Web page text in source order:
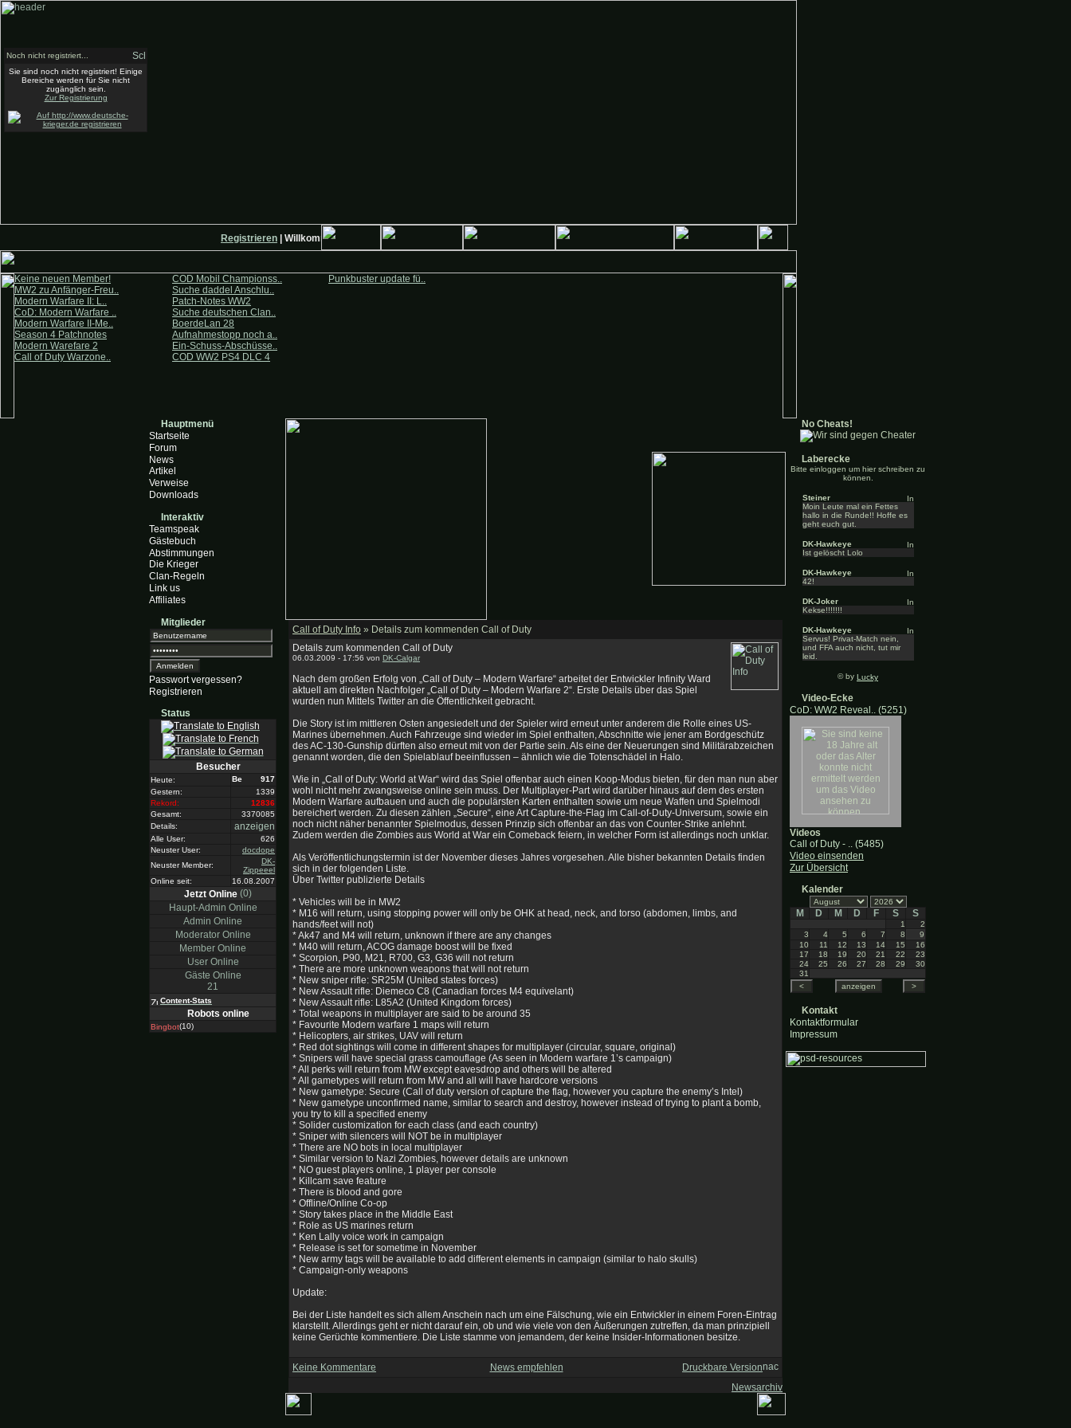
Registrieren| Willkommen auf Deutsche-Krieger.de
Keine neuen Member!
MW2 zu Anfänger-Freu..
Modern Warfare II: L..
CoD: Modern Warfare ..
Modern Warfare II-Me..
Season 4 Patchnotes
Modern Warefare 2
Call of Duty Warzone..
COD Mobil Championss..
Suche daddel Anschlu..
Patch-Notes WW2
Suche deutschen Clan..
BoerdeLan 28
Aufnahmestopp noch a..
Ein-Schuss-Abschüsse..
COD WW2 PS4 DLC 4
Punkbuster update fü..
Hauptmenü
Startseite
Forum
News
Artikel
Verweise
Downloads
Interaktiv
Teamspeak
Gästebuch
Abstimmungen
Die Krieger
Clan-Regeln
Link us
Affiliates
Mitglieder
Passwort vergessen?
Registrieren
Status
Besucher
Heute:
917
Gestern:
1339
Rekord:
12836
Gesamt:
3370085
Details:
anzeigen
Alle User:
626
Neuster User:
docdope
Neuster Member:
DK-
Zippeeel
Online seit:
16.08.2007
Jetzt Online (0)
Haupt-Admin Online
Admin Online
Moderator Online
Member Online
User Online
Gäste Online
21
Content-Stats
Robots online
Bingbot(10)
Call of Duty Info » Details zum kommenden Call of Duty
Details zum kommenden Call of Duty
06.03.2009 - 17:56 von DK-Calgar
Nach dem großen Erfolg von „Call of Duty – Modern Warfare“ arbeitet der Entwickler Infinity Ward
aktuell am direkten Nachfolger „Call of Duty – Modern Warfare 2“. Erste Details über das Spiel
wurden nun Mittels Twitter an die Öffentlichkeit gebracht.
Die Story ist im mittleren Osten angesiedelt und der Spieler wird erneut unter anderem die Rolle eines US-
Marines übernehmen. Auch Fahrzeuge sind wieder im Spiel enthalten, Abschnitte wie jener am Bordgeschütz
des AC-130-Gunship dürften also erneut mit von der Partie sein. Als eine der Neuerungen sind Militärabzeichen
genannt worden, die den Spielablauf beeinflussen – ähnlich wie die Totenschädel in Halo.
Wie in „Call of Duty: World at War“ wird das Spiel offenbar auch einen Koop-Modus bieten, für den man nun aber
wohl nicht mehr zwangsweise online sein muss. Der Multiplayer-Part wird darüber hinaus auf dem des ersten
Modern Warfare aufbauen und auch die populärsten Karten enthalten sowie um neue Waffen und Spielmodi
bereichert werden. Zu diesen zählen „Secure“, eine Art Capture-the-Flag im Call-of-Duty-Universum, sowie ein
noch nicht näher benannter Spielmodus, dessen Prinzip sich offenbar an das von Counter-Strike anlehnt.
Zudem werden die Zombies aus World at War ein Comeback feiern, in welcher Form ist allerdings noch unklar.
Als Veröffentlichungstermin ist der November dieses Jahres vorgesehen. Alle bisher bekannten Details finden
sich in der folgenden Liste.
Über Twitter publizierte Details
* Vehicles will be in MW2
* M16 will return, using stopping power will only be OHK at head, neck, and torso (abdomen, limbs, and
hands/feet will not)
* Ak47 and M4 will return, unknown if there are any changes
* M40 will return, ACOG damage boost will be fixed
* Scorpion, P90, M21, R700, G3, G36 will not return
* There are more unknown weapons that will not return
* New sniper rifle: SR25M (United states forces)
* New Assault rifle: Diemeco C8 (Canadian forces M4 equivelant)
* New Assault rifle: L85A2 (United Kingdom forces)
* Total weapons in multiplayer are said to be around 35
* Favourite Modern warfare 1 maps will return
* Helicopters, air strikes, UAV will return
* Red dot sightings will come in different shapes for multiplayer (circular, square, original)
* Snipers will have special grass camouflage (As seen in Modern warfare 1’s campaign)
* All perks will return from MW except eavesdrop and others will be altered
* All gametypes will return from MW and all will have hardcore versions
* New gametype: Secure (Call of duty version of capture the flag, however you capture the enemy’s Intel)
* New gametype unconfirmed name, similar to search and destroy, however instead of trying to plant a bomb,
you try to kill a specified enemy
* Solider customization for each class (and each country)
* Sniper with silencers will NOT be in multiplayer
* There are NO bots in local multiplayer
* Similar version to Nazi Zombies, however details are unknown
* NO guest players online, 1 player per console
* Killcam save feature
* There is blood and gore
* Offline/Online Co-op
* Story takes place in the Middle East
* Role as US marines return
* Ken Lally voice work in campaign
* Release is set for sometime in November
* New army tags will be available to add different elements in campaign (similar to halo skulls)
* Campaign-only weapons
Update:
Bei der Liste handelt es sich allem Anschein nach um eine Fälschung, wie ein Entwickler in einem Foren-Eintrag
klarstellt. Allerdings geht er nicht darauf ein, ob und wie viele von den Äußerungen zutreffen, da man prinzipiell
keine Gerüchte kommentiere. Die Liste stamme von jemandem, der keine Insider-Informationen besitze.
Keine Kommentare News empfehlen
Druckbare Version
Newsarchiv
No Cheats!
Laberecke
Bitte einloggen um hier schreiben zu
können.
Steiner
Moin Leute mal ein Fettes
hallo in die Runde!! Hoffe es
geht euch gut.
DK-Hawkeye
Ist gelöscht Lolo
DK-Hawkeye
42!
DK-Joker
Kekse!!!!!!!
DK-Hawkeye
Servus! Privat-Match nein,
und FFA auch nicht, tut mir
leid.
© by Lucky
Video-Ecke
CoD: WW2 Reveal.. (5251)
Videos
Call of Duty - .. (5485)
Video einsenden
Zur Übersicht
Kalender
M D M D F S S
1
2
3
4 5 6 7 8
9
10
11 12 13 14 15
16
17
18 19 20 21 22
23
24
25 26 27 28 29
30
31
Kontakt
Kontaktformular
Impressum
Noch nicht registriert...
Sie sind noch nicht registriert! Einige
Bereiche werden für Sie nicht
zugänglich sein.
Zur Registrierung